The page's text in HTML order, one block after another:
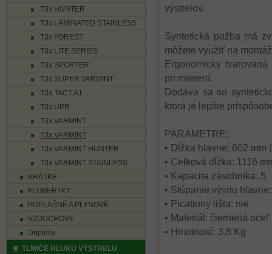
výstrelov.
Syntetická pažba má
môžete využiť na
Ergonomicky
pri mierení.
Dodáva sa so
ktorá je lepšie
PARAMETRE:
• Dĺžka hlavne: 602 mm
• Celková dĺžka: 1116
• Kapacita zásobníka: 5
• Stúpanie vývrtu
• Picatinny lišta: nie
• Materiál: čiernená oceľ
• Hmotnosť: 3,8 Kg
T3x HUNTER
T3x LAMINATED STAINLESS
T3x FOREST
T3x LITE SERIES
T3x SPORTER
T3x SUPER VARMINT
T3x TACT A1
T3x UPR
T3x VARMINT
T3x VARMINT
T3x VARMINT HUNTER
T3x VARMINT STAINLESS
KRÁTKE
FLOBERTKY
POPLAŠNÉ A PLYNOVÉ
VZDUCHOVÉ
Doplnky
TLMIČE HLUKU VÝSTRELU